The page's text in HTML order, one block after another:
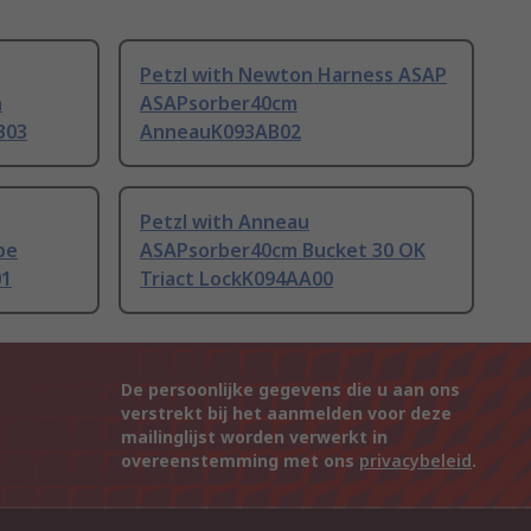
Petzl with Newton Harness ASAP
ASAPsorber40cm
AnneauK093AB02
Petzl with Anneau
ASAPsorber40cm Bucket 30 OK
Triact LockK094AA00
De persoonlijke gegevens die u aan ons
verstrekt bij het aanmelden voor deze
mailinglijst worden verwerkt in
overeenstemming met ons privacybeleid.